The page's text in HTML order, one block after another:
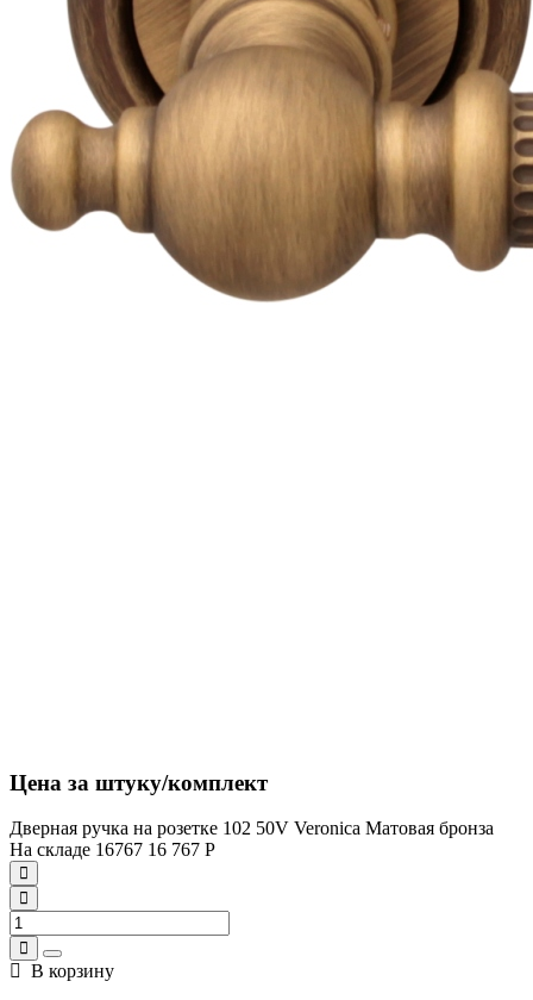
Цена за штуку/комплект
Дверная ручка на розетке 102 50V Veronica Матовая бронза
На складе 16767 16 767 Р
В корзину